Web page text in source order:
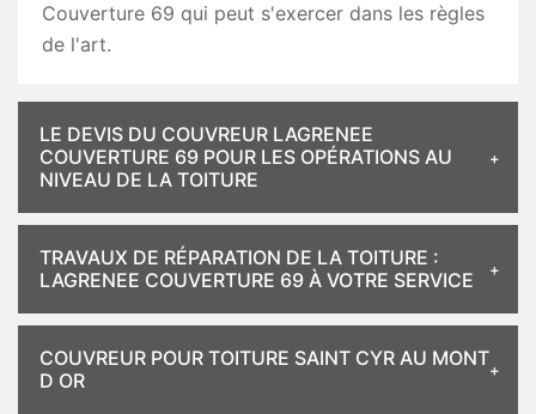
Couverture 69 qui peut s'exercer dans les règles
de l'art.
LE DEVIS DU COUVREUR LAGRENEE
COUVERTURE 69 POUR LES OPÉRATIONS AU
NIVEAU DE LA TOITURE
TRAVAUX DE RÉPARATION DE LA TOITURE :
LAGRENEE COUVERTURE 69 À VOTRE SERVICE
COUVREUR POUR TOITURE SAINT CYR AU MONT
D OR